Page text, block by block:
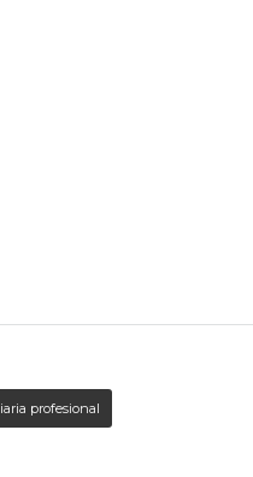
profesional